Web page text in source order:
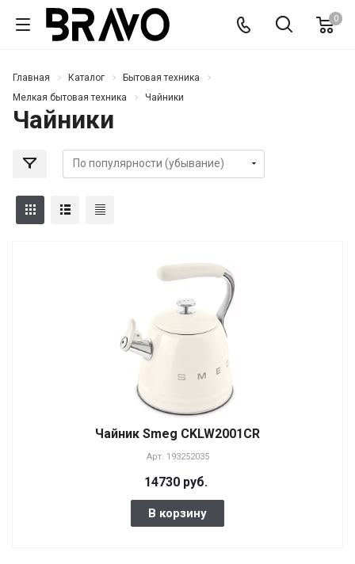
0
Главная Каталог
Бытовая техника
Мелкая бытовая техника
Чайники
Чайники
Чайник Smeg CKLW2001CR
Арт. 193252035
14730 руб.
В корзину